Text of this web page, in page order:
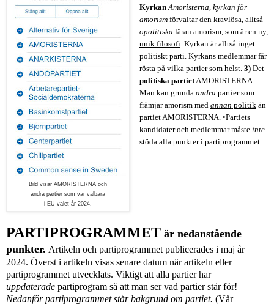
Bild visar AMORISTERNA och
andra partier som var valbara
i EU valet år 2024.
Kyrkan Amoristerna, kyrkan för
amorism förvaltar den kravlösa, alltså
opolitiska läran amorism, som ären ny,
unik filosofi Kyrkan är alltså inget
politiskt parti. Kyrkans medlemmarfår
rösta på vilka partier som helst. 3)Det
politiska partietAMORISTERNA.
Man kan grunda andra partier som
främjar amorism med annan politik än
partiet AMORISTERNA. •Partiets
kandidater och medlemmar måste inte
stöda alla punkter i partiprogrammet.
PARTIPROGRAMMET är nedanstående
punkter. Artikeln och partiprogrammet publicerades i maj år
2024. Överst i artikeln visas senare datum när artikeln eller
partiprogrammet utvecklats. Viktigt att alla partier har
uppdaterade partiprogram så att man ser vad partier står för!
Nedanför partiprogrammet står bakgrund om partiet. (Vår